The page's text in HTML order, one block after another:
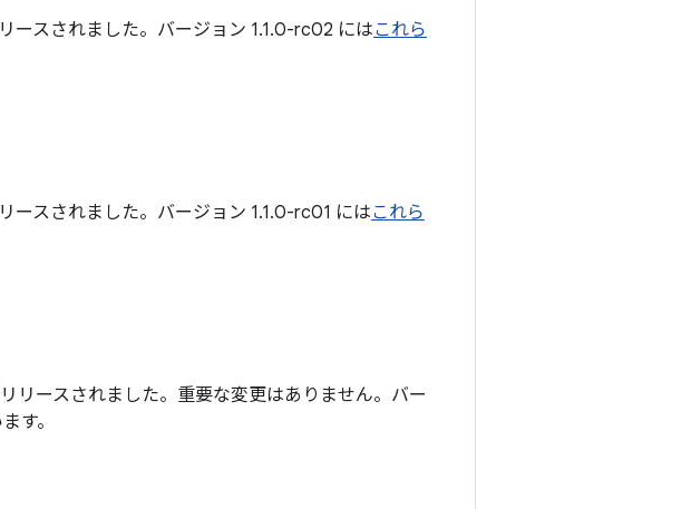
ースされました。バージョン 1.1.0-rc02 にはこれら
ースされました。バージョン 1.1.0-rc01 にはこれら
リースされました。重要な変更はありません。バー
す。